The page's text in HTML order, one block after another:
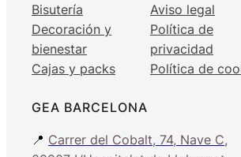
Bisutería
Decoración y
bienestar
Cajas y packs
Aviso legal
Política de
privacidad
Política de
GEA BARCELONA
📍 Carrer del Cobalt, 74, Nave C,